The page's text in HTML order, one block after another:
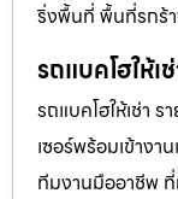
ริ่งพื้นที่ พื้นที่รกร้
รถแบคโฮให้เ
รถแบคโฮให้เช่า ร
เซอร์พร้อมเข้างา
ทีมงานมืออาชีพ